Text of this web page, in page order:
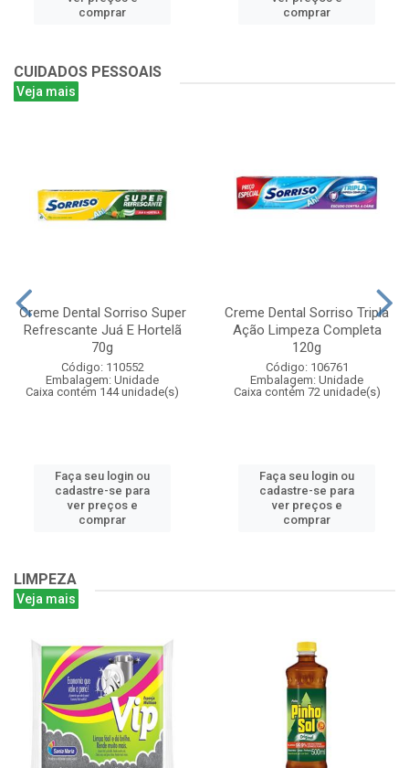
comprar
comprar
CUIDADOS PESSOAIS
Veja mais
Creme Dental Sorriso Super
Refrescante Juá E Hortelã
70g
Código: 110552
Embalagem: Unidade
Caixa contém 144 unidade(s)
Faça seu login ou
cadastre-se para
ver preços e
comprar
Creme Dental Sorriso Tripla
Ação Limpeza Completa
120g
Código: 106761
Embalagem: Unidade
Caixa contém 72 unidade(s)
Faça seu login ou
cadastre-se para
ver preços e
comprar
LIMPEZA
Veja mais